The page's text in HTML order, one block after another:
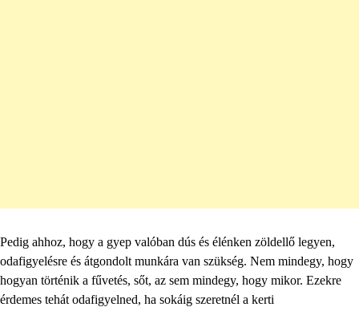
Pedig ahhoz, hogy a gyep valóban dús és élénken zöldellő legyen,
odafigyelésre és átgondolt munkára van szükség. Nem mindegy, hogy
hogyan történik a fűvetés, sőt, az sem mindegy, hogy mikor. Ezekre
érdemes tehát odafigyelned, ha sokáig szeretnél a kerti